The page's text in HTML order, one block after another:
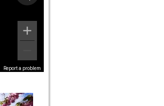
Report a problem